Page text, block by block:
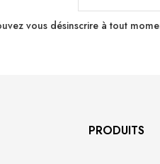
vous désinscrire à tout
PRODUITS